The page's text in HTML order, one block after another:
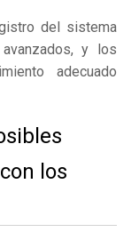
del sistema
y los
adecuado
los